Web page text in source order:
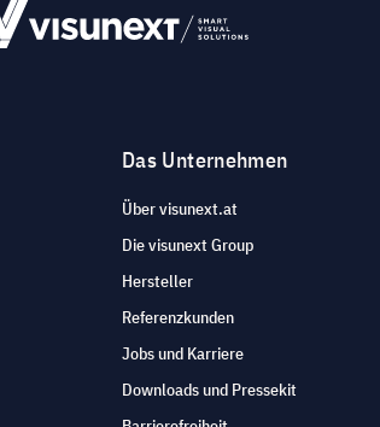
Das Unternehmen
Über visunext.at
Die visunext Group
Hersteller
Referenzkunden
Jobs und Karriere
Downloads und Pressekit